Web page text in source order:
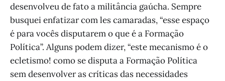
desenvolveu de fato a militância gaúcha. Sempre
busquei enfatizar com les camaradas, “esse espaço
é para vocês disputarem o que é a Formação
Política”. Alguns podem dizer, “este mecanismo é o
ecletismo! como se disputa a Formação Política
sem desenvolver as críticas das necessidades